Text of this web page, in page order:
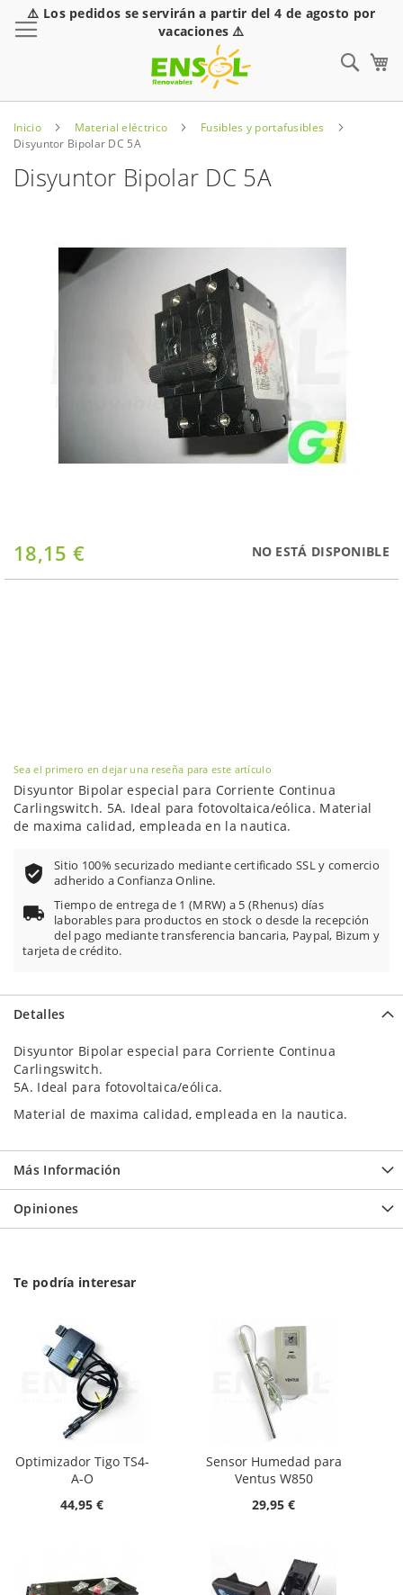
⚠️ Los pedidos se servirán a partir del 4 de agosto por
vacaciones ⚠️
Inicio Material eléctrico
Fusibles y portafusibles
Disyuntor Bipolar DC 5A
Disyuntor Bipolar DC 5A
18,15 € NO ESTÁ DISPONIBLE
Saltar
al
comienzo
Sea el primero en dejar una reseña para este artículo
Disyuntor Bipolar especial para Corriente Continua
Carlingswitch. 5A. Ideal para fotovoltaica/eólica. Material
de maxima calidad, empleada en la nautica.
Sitio 100% securizado mediante certificado SSL y comercio
adherido a Confianza Online.
Tiempo de entrega de 1 (MRW) a 5 (Rhenus) días
laborables para productos en stock o desde la recepción
del pago mediante transferencia bancaria, Paypal, Bizum y
tarjeta de crédito.
Detalles
Disyuntor Bipolar especial para Corriente Continua
Carlingswitch.
5A. Ideal para fotovoltaica/eólica.
Material de maxima calidad, empleada en la nautica.
Más Información
Opiniones
Te podría interesar
Optimizador Tigo TS4-
A-O
44,95 €
Sensor Humedad para
Ventus W850
29,95 €